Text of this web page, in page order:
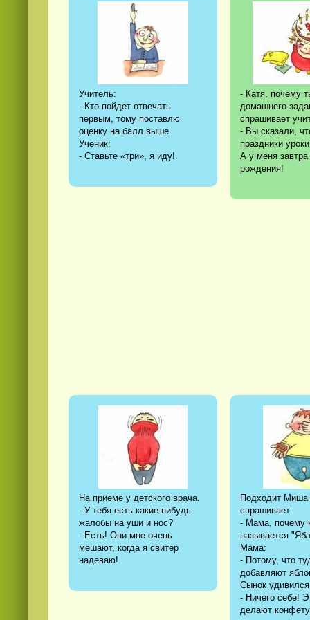
Учитель:
- Кто пойдет отвечать
первым, тому поставлю
оценку на балл выше.
Ученик:
- Ставьте «три», я иду!
- Катя, почему
домашнего
спрашивает
- Вы сказали,
праздники
А у меня
рождения!
На приеме у детского врача.
- У тебя есть какие-нибудь
жалобы на уши и нос?
- Есть! Они мне очень
мешают, когда я свитер
надеваю!
Подходит
спрашивает:
- Мама, почему
называется
Мама:
- Потому, что
добавляют
Сынок
- Ничего себе!
делают